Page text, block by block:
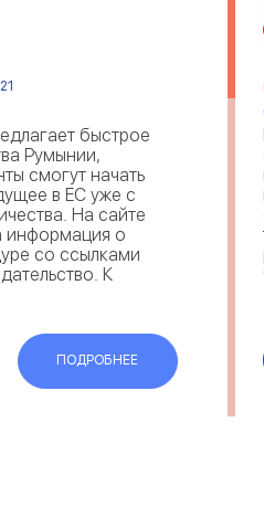
быстрое
Румынии,
смогут начать
в ЕС уже с
На сайте
информация о
со ссылками
К
сохран...
ПОДРОБНЕЕ